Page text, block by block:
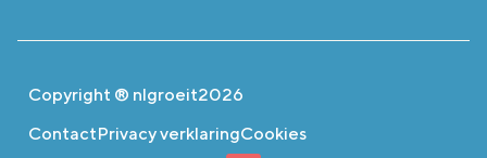
Copyright ® nlgroeit2026
ContactPrivacy verklaringCookies